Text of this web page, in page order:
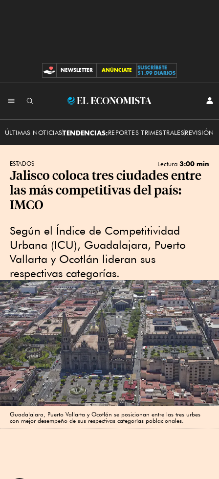
CONTRIBUCIONES
NEWSLETTER ANÚNCIATE
SUSCRÍBETE
$1.99 DIARIOS
El
ÚLTIMAS NOTICIASTENDENCIAS:REPORTES TRIMESTRALESREVISIÓN
ESTADOS Lectura 3:00 min
Jalisco coloca tres ciudades entre
las más competitivas del país:
IMCO
Según el Índice de Competitividad
Urbana (ICU), Guadalajara, Puerto
Vallarta y Ocotlán lideran sus
respectivas categorías.
Guadalajara, Puerto Vallarta y Ocotlán se posicionan entre las tres urbes
con mejor desempeño de sus respectivas categorías poblacionales.